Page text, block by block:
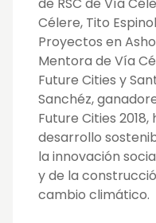
de RSC de Vía
Célere, Tito
Proyectos en
Mentora de Vía
Future Cities y
Sanchéz,
Future Cities
desarrollo
la innovación
y de la
cambio climático.